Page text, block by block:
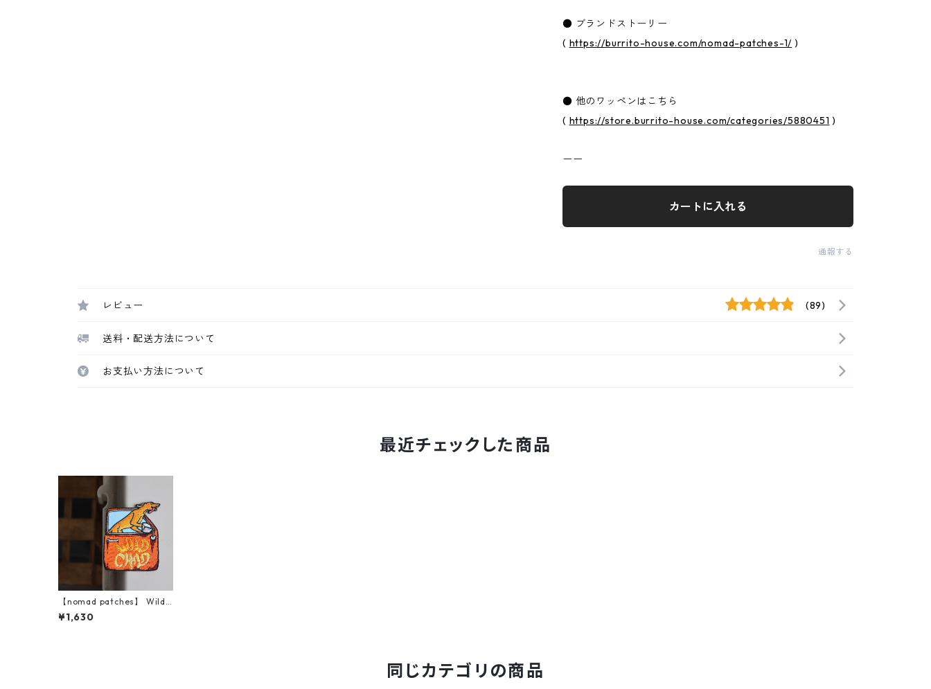
● ブランドストーリー
( https://burrito-house.com/nomad-patches-1/ )
● 他のワッペンはこちら
( https://store.burrito-house.com/categories/5880451 )
ーー
カートに入れる
通報する
レビュー (89)
送料・配送方法について
お支払い方法について
最近チェックした商品
【nomad patches】 Wild
Child Patch
¥1,630
同じカテゴリの商品